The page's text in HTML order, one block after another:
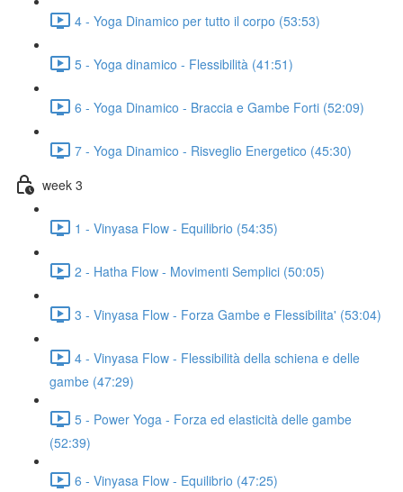
4 - Yoga Dinamico per tutto il corpo (53:53)
5 - Yoga dinamico - Flessibilità (41:51)
6 - Yoga Dinamico - Braccia e Gambe Forti (52:09)
7 - Yoga Dinamico - Risveglio Energetico (45:30)
week 3
1 - Vinyasa Flow - Equilibrio (54:35)
2 - Hatha Flow - Movimenti Semplici (50:05)
3 - Vinyasa Flow - Forza Gambe e Flessibilita' (53:04)
4 - Vinyasa Flow - Flessibilità della schiena e delle
gambe (47:29)
5 - Power Yoga - Forza ed elasticità delle gambe
(52:39)
6 - Vinyasa Flow - Equilibrio (47:25)